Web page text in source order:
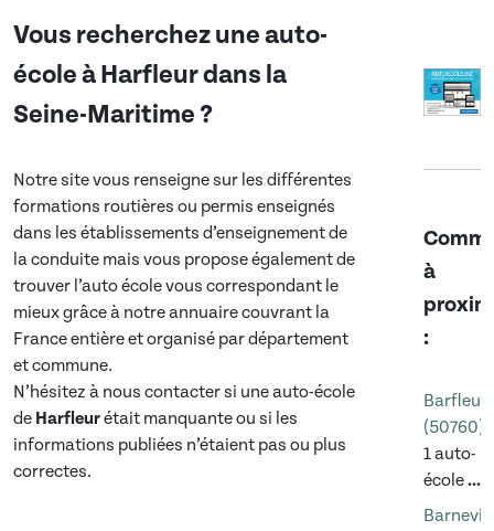
Vous recherchez une auto-
école àHarfleurdans la
Seine-Maritime ?
Notre site vous renseigne sur les différentes
formations routières ou permis enseignés
dans les établissements d’enseignement de
la conduite mais vous propose également de
trouver l’auto école vous correspondant le
mieux grâce à notre annuaire couvrant la
France entière et organisé par département
et commune.
N’hésitez à nous contacter si une auto-école
de Harfleurétait manquante ou si les
informations publiées n’étaient pas ou plus
correctes.
à
:
Barfleur
(50760)
1 auto-
école...